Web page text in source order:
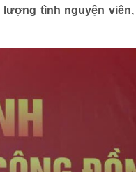
tình nguyện